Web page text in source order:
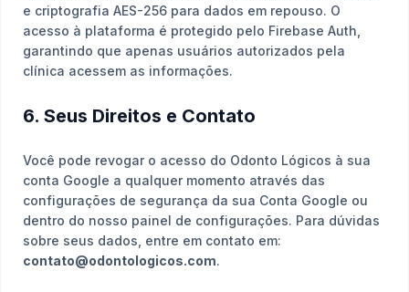
e criptografia AES-256 para dados em repouso. O
acesso à plataforma é protegido pelo Firebase Auth,
garantindo que apenas usuários autorizados pela
clínica acessem as informações.
6. Seus Direitos e Contato
Você pode revogar o acesso do Odonto Lógicos à sua
conta Google a qualquer momento através das
configurações de segurança da sua Conta Google ou
dentro do nosso painel de configurações. Para dúvidas
sobre seus dados, entre em contato em:
contato@odontologicos.com.